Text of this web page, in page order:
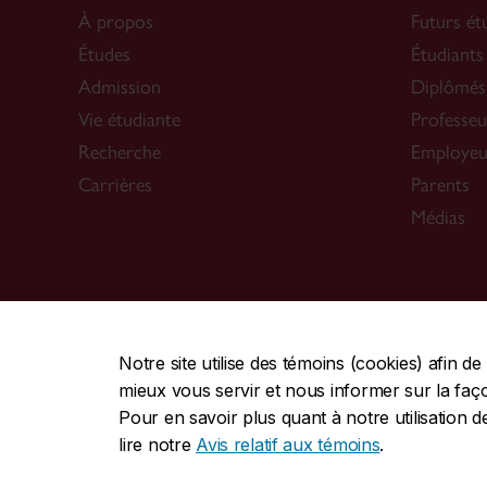
Notre site utilise des témoins (cookies) afin
mieux vous servir et nous informer sur la
Pour en savoir plus quant à notre utilisation
lire notre Avis relatif aux témoins.
À propos
Études
Admission
Vie étudiante
Recherche
Carrières
Futurs
Parents
Médias
CENTRALE514-848-2424 | URGENCE
Protection et prévention | Accessibilité | Confidentialité
Commentaires sur le site Web